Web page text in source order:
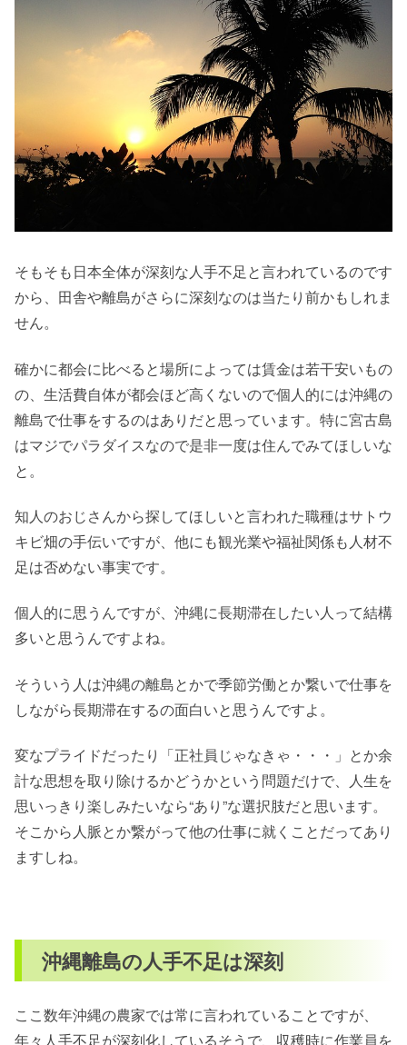
そもそも日本全体が深刻な人手不足と言われているのです
から、田舎や離島がさらに深刻なのは当たり前かもしれま
せん。
確かに都会に比べると場所によっては賃金は若干安いもの
の、生活費自体が都会ほど高くないので個人的には沖縄の
離島で仕事をするのはありだと思っています。特に宮古島
はマジでパラダイスなので是非一度は住んでみてほしいな
と。
知人のおじさんから探してほしいと言われた職種はサトウ
キビ畑の手伝いですが、他にも観光業や福祉関係も人材不
足は否めない事実です。
個人的に思うんですが、沖縄に長期滞在したい人って結構
多いと思うんですよね。
そういう人は沖縄の離島とかで季節労働とか繋いで仕事を
しながら長期滞在するの面白いと思うんですよ。
変なプライドだったり「正社員じゃなきゃ・・・」とか余
計な思想を取り除けるかどうかという問題だけで、人生を
思いっきり楽しみたいなら“あり”な選択肢だと思います。
そこから人脈とか繋がって他の仕事に就くことだってあり
ますしね。
沖縄離島の人手不足は深刻
ここ数年沖縄の農家では常に言われていることですが、
年々人手不足が深刻化しているそうで、収穫時に作業員を